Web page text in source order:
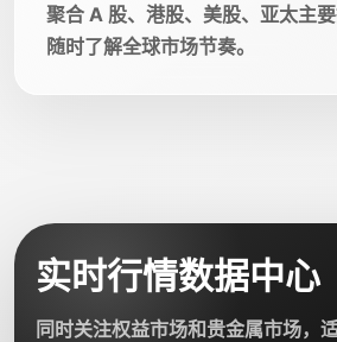
聚合 A 股、港股、美股、亚太主要
随时了解全球市场节奏。
实时行情数据中心
同时关注权益市场和贵金属市场，